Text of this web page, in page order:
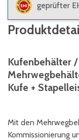
geprüfter
Kufenbehälter
Kufe +
Mit den
Kommissionierung